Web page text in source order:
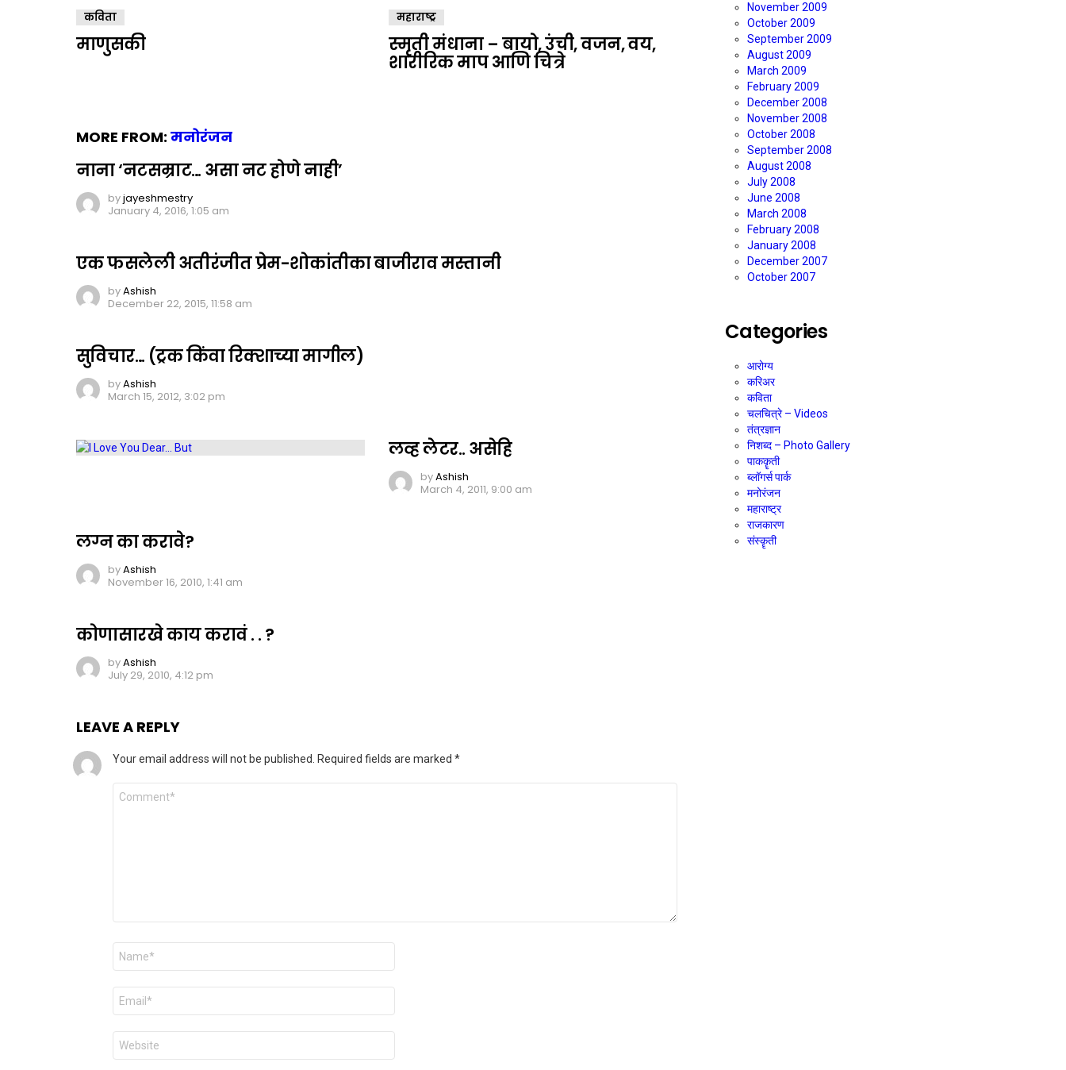
कविता
माणुसकी
महाराष्ट्र
स्मृती मंधाना – बायो, उंची, वजन, वय,
शारीरिक माप आणि चित्रे
MORE FROM: मनोरंजन
नाना ‘नटसम्राट… असा नट होणे नाही’
byjayeshmestry
January 4, 2016, 1:05 am
एक फसलेली अतीरंजीत प्रेम-शोकांतीका बाजीराव मस्तानी
byAshish
December 22, 2015, 11:58 am
सुविचार… (ट्रक किंवा रिक्शाच्या मागील)
byAshish
March 15, 2012, 3:02 pm
लव्ह लेटर.. असेहि
byAshish
March 4, 2011, 9:00 am
लग्न का करावे?
byAshish
November 16, 2010, 1:41 am
कोणासारखे काय करावं . . ?
byAshish
July 29, 2010, 4:12 pm
LEAVE A REPLY
Your email address will not be published. Required fields are marked *
Comment
Name
Email
Website
November 2009
October 2009
September 2009
August 2009
March 2009
February 2009
December 2008
November 2008
October 2008
September 2008
August 2008
July 2008
June 2008
March 2008
February 2008
January 2008
December 2007
October 2007
Categories
आरोग्य
करिअर
कविता
चलचित्रे – Videos
तंत्रज्ञान
निशब्द – Photo Gallery
पाककॄती
ब्लॉगर्स पार्क
मनोरंजन
महाराष्ट्र
राजकारण
संस्कॄती